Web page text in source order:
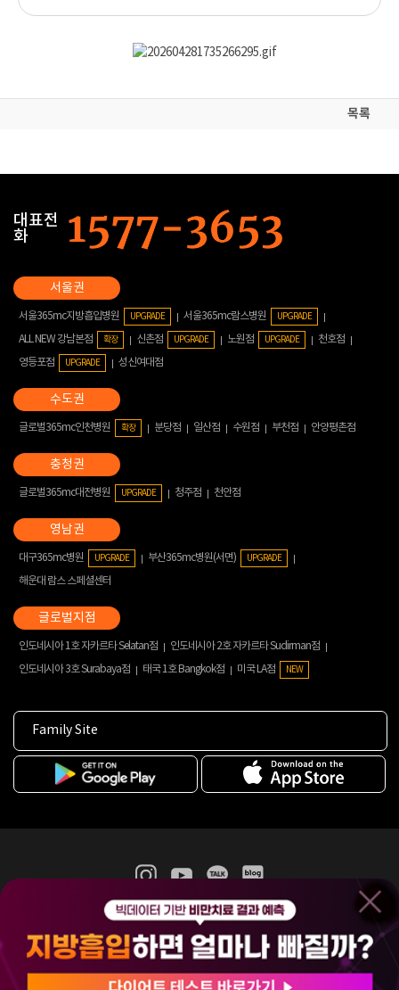
목록
대표전
화
서울365mc지방흡입병원 UPGRADE 서울365mc람스병원 UPGRADE
ALL NEW 강남본점 확장 신촌점 UPGRADE 노원점 UPGRADE
천호점
영등포점
UPGRADE 성신여대점
글로벌365mc인천병원 확장 분당점 일산점 수원점 부천점 안양평촌점
글로벌365mc대전병원 UPGRADE 청주점 천안점
대구365mc병원 UPGRADE 부산365mc병원(서면) UPGRADE
해운대 람스 스페셜센터
인도네시아 1호 자카르타 Selatan점
인도네시아 2호 자카르타 Sudirman점
인도네시아 3호 Surabaya점
태국 1호 Bangkok점 미국 LA점 NEW
Family Site
365mc 병·의원 이용약관
홈페이지 이용약관
비급여진료수가
(주)365mcㅣ서울특별시 서초구 서초대로52길 7, 3~4층(서초동, 제일빌딩)
120-87-04354ㅣ김남철